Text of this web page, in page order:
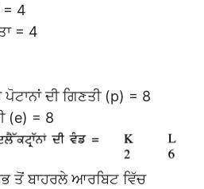
= 4
= 4
ਦੀ ਗਿਣਤੀ (p) = 8
(e) = 8
ਤੋਂ ਬਾਹਰਲੇ ਆਰਬਿਟ ਵਿੱਚ